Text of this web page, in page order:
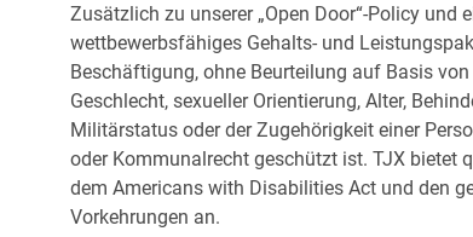
Zusätzlich zu unserer „Open Door“-Policy
wettbewerbsfähiges Gehalts- und
Beschäftigung, ohne Beurteilung auf Basis
Geschlecht, sexueller Orientierung, Alter,
Militärstatus oder der Zugehörigkeit einer
oder Kommunalrecht geschützt ist. TJX bietet
dem Americans with Disabilities Act und den
Vorkehrungen an.